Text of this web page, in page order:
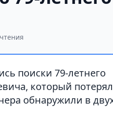
поиски 79-летнего
который
обнаружили в